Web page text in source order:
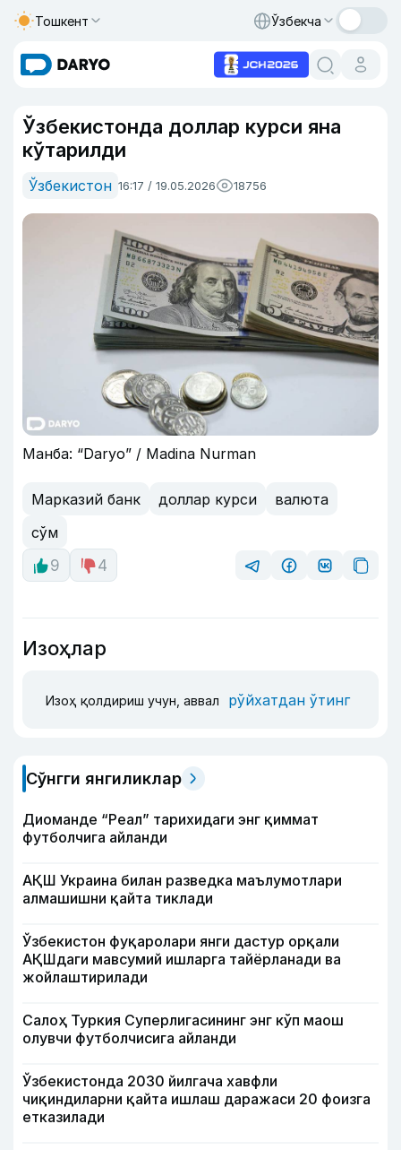
Тошкент Ўзбекча
Ўзбекистонда доллар курси яна
кўтарилди
Ўзбекистон 16:17 / 19.05.2026 18756
Манба: “Daryo” / Madina Nurman
Марказий банк доллар курси
валюта
сўм
9
4
Изоҳлар
Изоҳ қолдириш учун, аввал рўйхатдан ўтинг
Сўнгги янгиликлар
Диоманде “Реал” тарихидаги энг қиммат
футболчига айланди
АҚШ Украина билан разведка маълумотлари
алмашишни қайта тиклади
Ўзбекистон фуқаролари янги дастур орқали
АҚШдаги мавсумий ишларга тайёрланади ва
жойлаштирилади
Салоҳ Туркия Суперлигасининг энг кўп маош
олувчи футболчисига айланди
Ўзбекистонда 2030 йилгача хавфли
чиқиндиларни қайта ишлаш даражаси 20 фоизга
етказилади